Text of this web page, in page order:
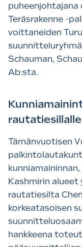
puheenjohtajana
Teräsrakenne -
voittaneiden
Schauman,
Ab:sta.
rautatiesillalle
Tämänvuotisen
Kashmirin alueet
rautatiesilta
korkeatasoisen
hankkeena